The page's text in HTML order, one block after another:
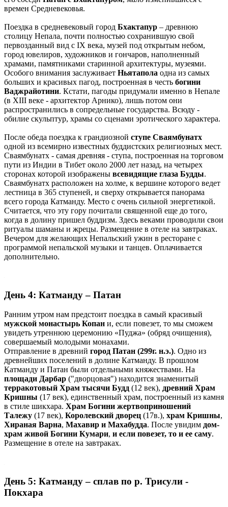
времен Средневековья.
Поездка в средневековый город Бхактапур – древнюю
столицу Непала, почти полностью сохранившую свой
первозданный вид с IX века, музей под открытым небом,
город ювелиров, художников и гончаров, наполненный
храмами, памятниками старинной архитектуры, музеями.
Особого внимания заслуживает Ньятапола одна из самых
больших и красивых пагод, построенная в честь богини
Ваджрайотини. Кстати, пагоды придумали именно в Непале
(в XIII веке - архитектор Арнико), лишь потом они
распространились в сопредельные государства. Всюду -
обилие скульптур, храмы со сценами эротического характера.
После обеда поездка к грандиозной ступе Сваямбунатх
одной из всемирно известных буддистских религиозных мест.
Сваямбунатх - самая древняя - ступа, построенная на торговом
пути из Индии в Тибет около 2000 лет назад, на четырех
сторонах которой изображены всевидящие глаза Будды.
Сваямбунатх расположен на холме, к вершине которого ведет
лестница в 365 ступеней, и сверху открывается панорама
всего города Катманду. Место с очень сильной энергетикой.
Считается, что эту гору почитали священной еще до того,
когда в долину пришел буддизм. Здесь веками проводили свои
ритуалы шаманы и жрецы. Размещение в отеле на завтраках.
Вечером для желающих Непальский ужин в ресторане с
программой непальской музыки и танцев. Оплачивается
дополнительно.
День 4: Катманду – Патан
Ранним утром нам предстоит поездка в самый красивый
мужской монастырь Копан и, если повезет, то мы сможем
увидеть утреннюю церемонию «Пуджа» (обряд очищения),
совершаемый молодыми монахами.
Отправление в древний город Патан (299г. н.э.). Одно из
древнейших поселений в долине Катманду. В прошлом
Катманду и Патан были отдельными княжествами. На
площади Дарбар ("дворцовая") находится знаменитый
терракотовый Храм тысячи Будд (12 век), древний Храм
Кришны (17 век), единственный храм, построенный из камня
в стиле шикхара. Храм Богини жертвоприношений
Талежу (17 век), Королевский дворец (17в.), храм Кришны,
Хираная Варна, Махавир и Махабудда. После увидим дом-
храм живой Богини Кумари, и если повезет, то и ее саму.
Размещение в отеле на завтраках.
День 5: Катманду – сплав по р. Трисули -
Покхара